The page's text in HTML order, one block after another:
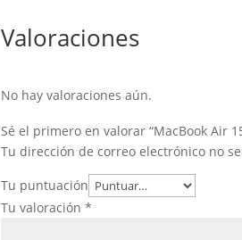
Valoraciones
No hay valoraciones aún.
Sé el primero en valorar “MacBook Air
Tu dirección de correo electrónico no
Tu puntuación
Tu valoración*